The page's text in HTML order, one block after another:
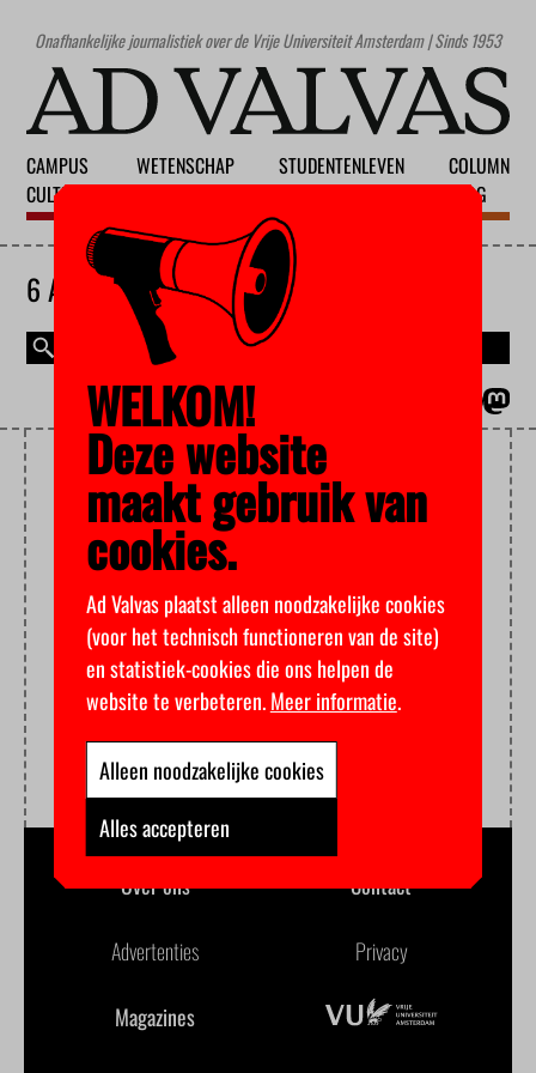
Onafhankelijke journalistiek over de Vrije Universiteit Amsterdam | Sinds 1953
CAMPUS
CULTUUR
WETENSCHAP
STUDENTENLEVEN
COLUMN
BLOG
6 AUGUSTUS 2026
PALESTIJNEN
Over ons Contact
Advertenties Privacy
Magazines
WELKOM!
Deze website
maakt gebruik van
cookies.
Ad Valvas plaatst alleen noodzakelijke cookies
(voor het technisch functioneren van de site)
en statistiek-cookies die ons helpen de
website te verbeteren.Meer informatie.
Alleen noodzakelijke cookies
Alles accepteren